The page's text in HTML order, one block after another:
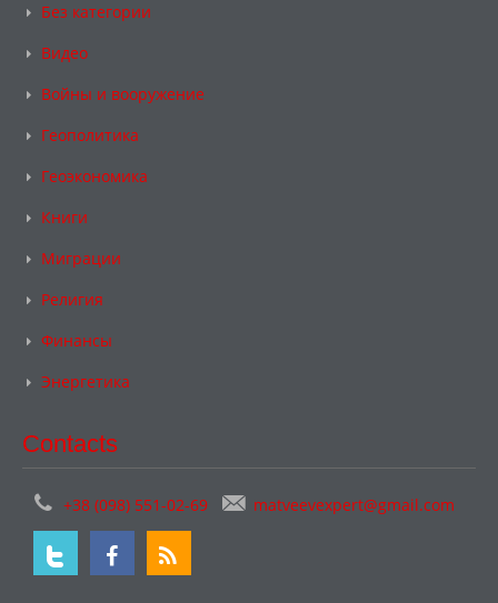
Без категории
Видео
Войны и вооружение
Геополитика
Геоэкономика
Книги
Миграции
Религия
Финансы
Энергетика
Contacts
+38 (098) 551-02-69 matveevexpert@gmail.com